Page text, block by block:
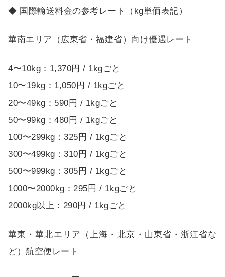
◆ 国際輸送料金の参考レート（kg単価表記）
華南エリア（広東省・福建省）向け優遇レート
4〜10kg：1,370円 / 1kgごと
10〜19kg：1,050円 / 1kgごと
20〜49kg：590円 / 1kgごと
50〜99kg：480円 / 1kgごと
100〜299kg：325円 / 1kgごと
300〜499kg：310円 / 1kgごと
500〜999kg：305円 / 1kgごと
1000〜2000kg：295円 / 1kgごと
2000kg以上：290円 / 1kgごと
華東・華北エリア（上海・北京・山東省・浙江省な
ど）航空便レート